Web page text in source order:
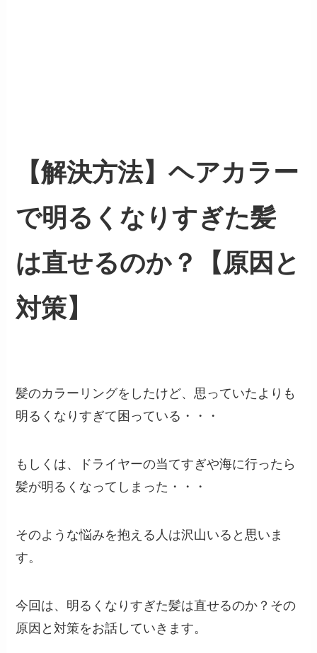
【解決方法】ヘアカラー
で明るくなりすぎた髪
は直せるのか？【原因と
対策】
髪のカラーリングをしたけど、思っていたよりも
明るくなりすぎて困っている・・・
もしくは、ドライヤーの当てすぎや海に行ったら
髪が明るくなってしまった・・・
そのような悩みを抱える人は沢山いると思いま
す。
今回は、明るくなりすぎた髪は直せるのか？その
原因と対策をお話していきます。